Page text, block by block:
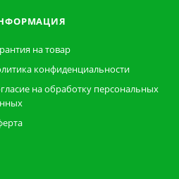
на товар
конфиденциальности
на обработку персональных